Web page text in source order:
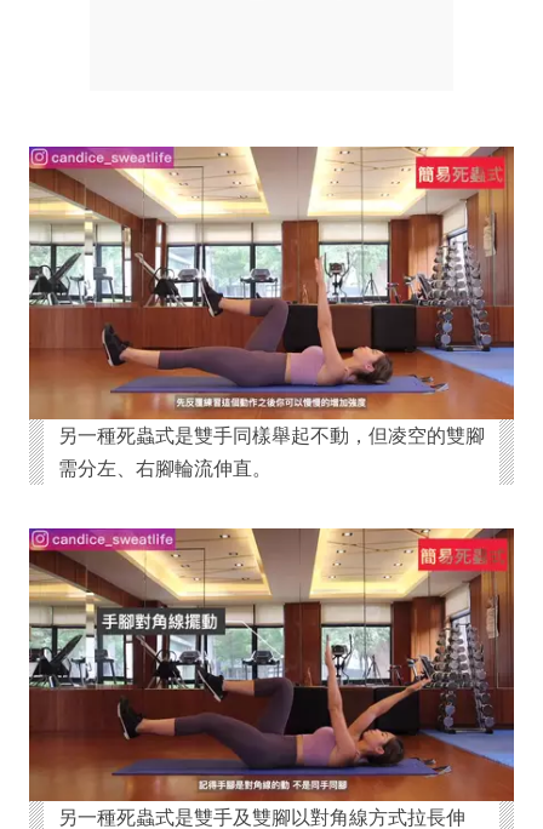
另一種死蟲式是雙手同樣舉起不動，但凌空的雙腳
需分左、右腳輪流伸直。
另一種死蟲式是雙手及雙腳以對角線方式拉長伸